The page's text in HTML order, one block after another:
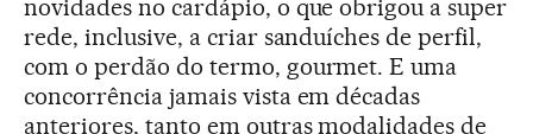
novidades no cardápio, o que obrigou a super
rede, inclusive, a criar sanduíches de perfil,
com o perdão do termo, gourmet. E uma
concorrência jamais vista em décadas
anteriores, tanto em outras modalidades de